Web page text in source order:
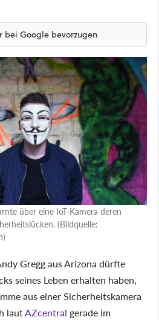
bei Google bevorzugen
über eine IoT-Kamera deren
(Bildquelle:
Gregg aus Arizona dürfte
seines Leben erhalten haben,
aus einer Sicherheitskamera
lautAZcentral gerade im